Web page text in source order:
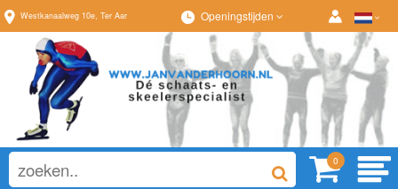
Westkanaalweg 10e, Ter Aar Openingstijden
0